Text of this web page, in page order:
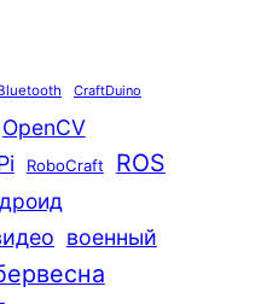
CraftDuino
OpenCV
RoboCraft ROS
военный